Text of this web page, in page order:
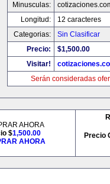
Minusculas:
Longitud:
12 caracteres
Categorias:
Sin Clasificar
Precio:
$1,500.00
Visitar!
Serán consideradas
AHORA
$1,500.00
AHORA
Precio